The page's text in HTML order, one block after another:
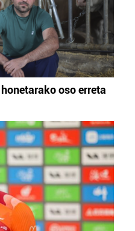
ematen diguzu.
Gehiago
oso erreta